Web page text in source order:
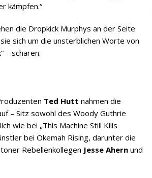
kämpfen.“
die Dropkick Murphys an der Seite
sich um die unsterblichen Worte von
– scharen.
Ted Hutt nahmen die
– Sitz sowohl des Woody Guthrie
wie bei „This Machine Still Kills
bei Okemah Rising, darunter die
Rebellenkollegen Jesse Ahern und